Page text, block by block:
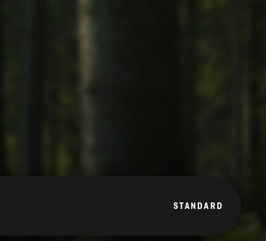
STANDARD